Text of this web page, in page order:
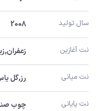
سال تولید 2008
نت آغازین
نت میانی رز,گل
نت پایانی چوب